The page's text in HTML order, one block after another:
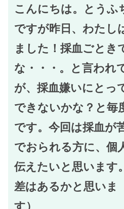
こんにちは。とうふ
ですが昨日、わたし
ました！採血ごとき
な・・・。と言われ
が、採血嫌いにとっ
できないかな？と毎
です。今回は採血が
でおられる方に、個
伝えたいと思います
差はあるかと思いま
す